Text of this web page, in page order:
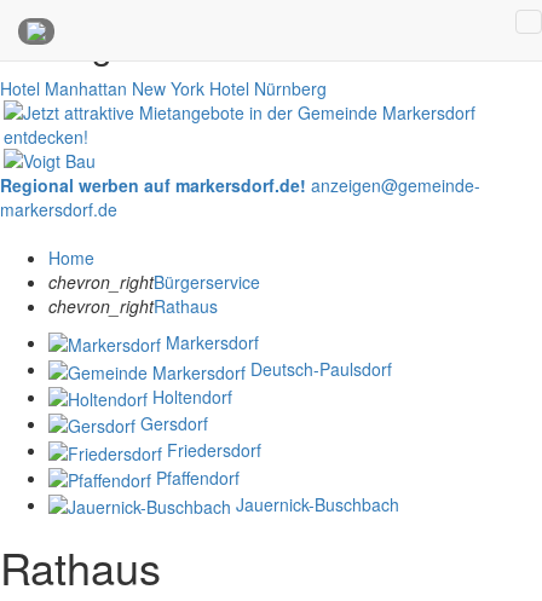
Anzeigen
Hotel Manhattan New York Hotel Nürnberg
Regional werben auf markersdorf.de! anzeigen@gemeinde-
markersdorf.de
Home
chevron_rightBürgerservice
chevron_rightRathaus
Markersdorf
Deutsch-Paulsdorf
Holtendorf
Gersdorf
Friedersdorf
Pfaffendorf
Jauernick-Buschbach
Rathaus